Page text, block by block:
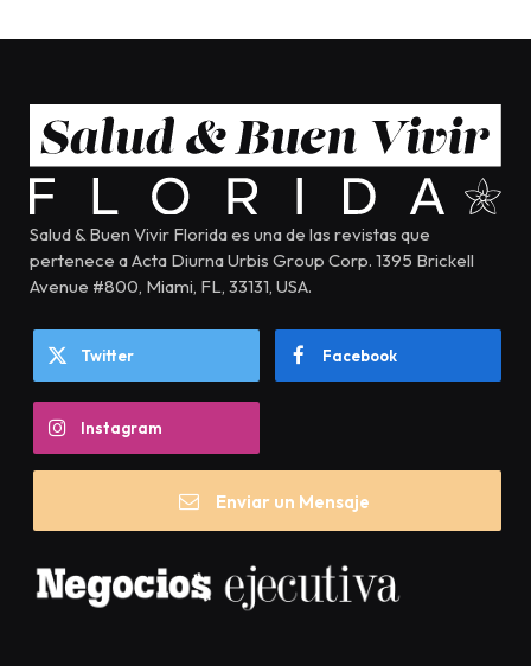
Salud & Buen Vivir Florida es una de las revistas que
pertenece a Acta Diurna Urbis Group Corp. 1395 Brickell
Avenue #800, Miami, FL, 33131, USA.
Twitter Facebook
Instagram
Enviar un Mensaje